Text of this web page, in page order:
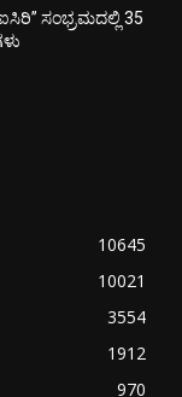
ಸಂಭ್ರಮದಲ್ಲಿ 35
10645
10021
3554
1912
970